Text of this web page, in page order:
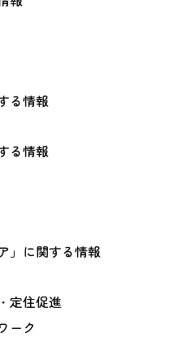
る情報
る情報
」に関する情報
定住促進
ーク